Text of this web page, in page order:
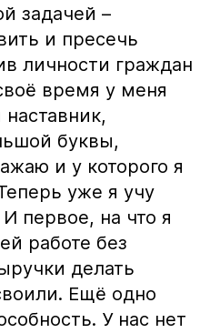
задачей –
и пресечь
личности граждан
время у меня
буквы,
и у которого я
уже я учу
первое, на что я
работе без
делать
Ещё одно
У нас нет